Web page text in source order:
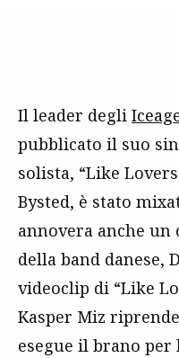
Il leader degli
pubblicato il suo
solista, “Like
Bysted, è stato
annovera anche
della band danese,
videoclip di “Like
Kasper Miz
esegue il brano